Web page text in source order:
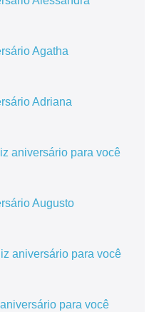
Agatha
Adriana
aniversário para você
Augusto
aniversário para você
para você